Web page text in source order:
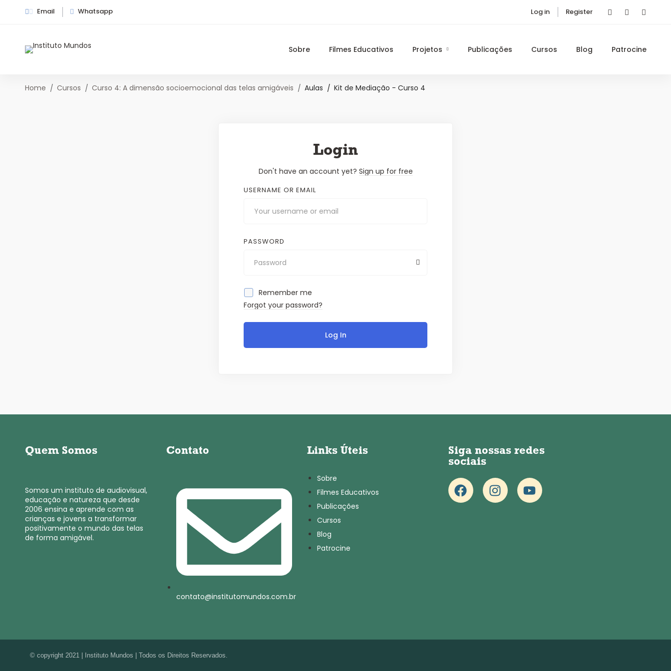
Email Whatsapp Log in Register
Sobre Filmes Educativos Projetos Publicações Cursos Blog Patrocine
Home Cursos Curso 4: A dimensão socioemocional das telas amigáveis Aulas Kit de Mediação - Curso 4
Login
Don't have an account yet? Sign up for free
USERNAME OR EMAIL
PASSWORD
Remember me
Forgot your password?
Log In
Quem Somos
Somos um instituto de audiovisual,
educação e natureza que desde
2006 ensina e aprende com as
crianças e jovens a transformar
positivamente o mundo das telas
de forma amigável.
Contato
contato@institutomundos.com.br
Links Úteis
Sobre
Filmes Educativos
Publicações
Cursos
Blog
Patrocine
Siga nossas redes
sociais
© copyright 2021 | Instituto Mundos | Todos os Direitos Reservados.